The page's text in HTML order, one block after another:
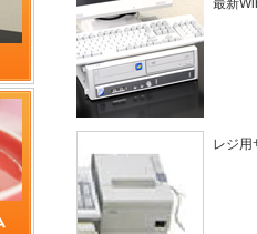
最新
レジ用